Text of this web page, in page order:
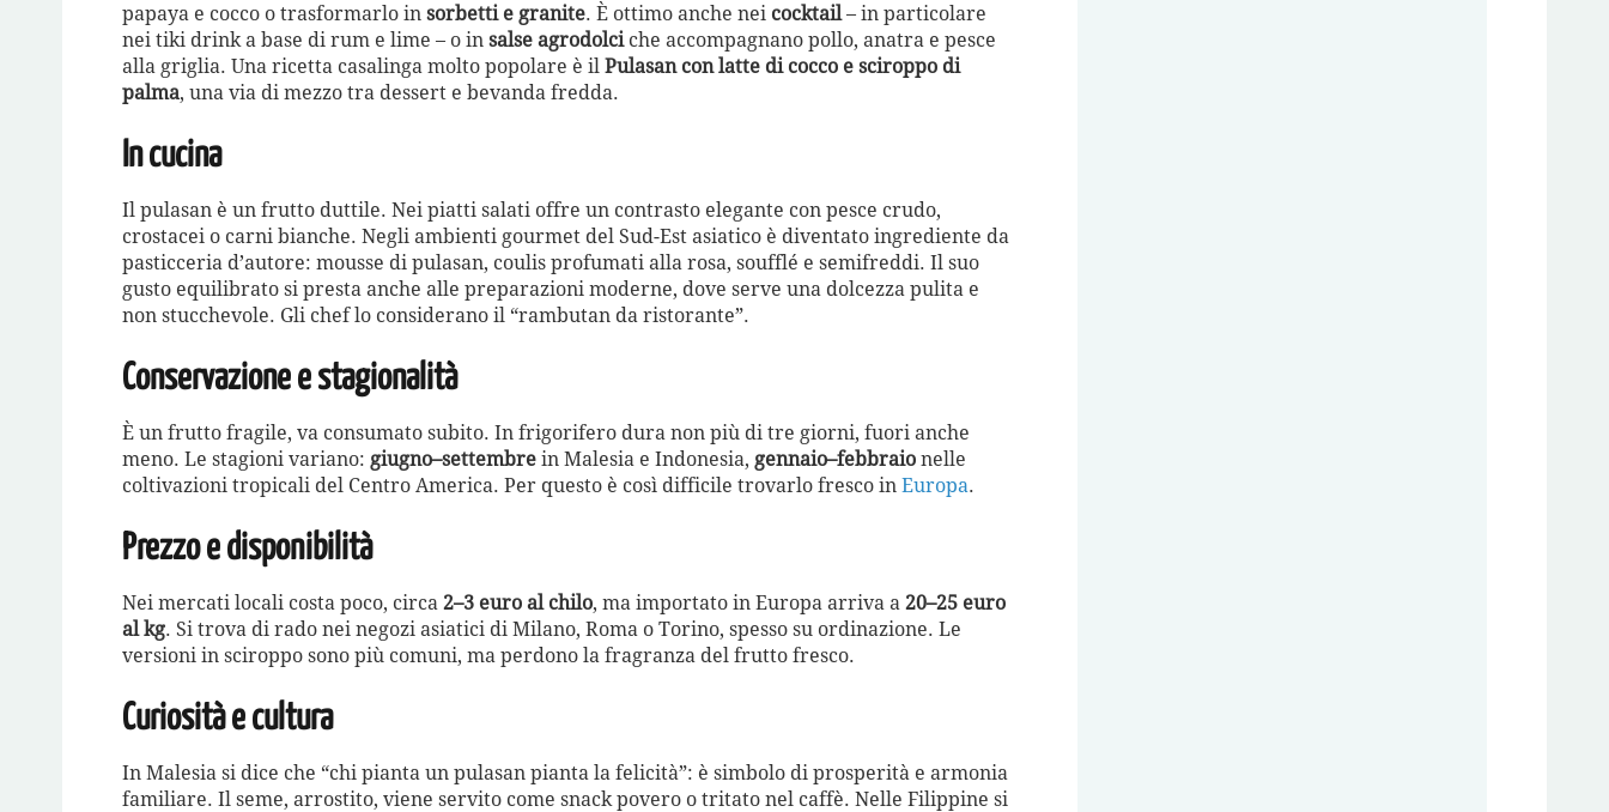
papaya e cocco o trasformarlo in sorbetti e granite. È ottimo anche nei cocktail– in particolare
nei tiki drink a base di rum e lime – o in salse agrodolciche accompagnano pollo, anatra e pesce
alla griglia. Una ricetta casalinga molto popolare è il Pulasan con latte di cocco e sciroppo di
palma, una via di mezzo tra dessert e bevanda fredda.
In cucina
Il pulasan è un frutto duttile. Nei piatti salati offre un contrasto elegante con pesce crudo,
crostacei o carni bianche. Negli ambienti gourmet del Sud-Est asiatico è diventato ingrediente da
pasticceria d’autore: mousse di pulasan, coulis profumati alla rosa, soufflé e semifreddi. Il suo
gusto equilibrato si presta anche alle preparazioni moderne, dove serve una dolcezza pulita e
non stucchevole. Gli chef lo considerano il “rambutan da ristorante”.
Conservazione e stagionalità
È un frutto fragile, va consumato subito. In frigorifero dura non più di tre giorni, fuori anche
meno. Le stagioni variano: giugno–settembre in Malesia e Indonesia, gennaio–febbraio nelle
coltivazioni tropicali del Centro America. Per questo è così difficile trovarlo fresco in Europa.
Prezzo e disponibilità
Nei mercati locali costa poco, circa 2–3 euro al chilo, ma importato in Europa arriva a 20–25 euro
al kg. Si trova di rado nei negozi asiatici di Milano, Roma o Torino, spesso su ordinazione. Le
versioni in sciroppo sono più comuni, ma perdono la fragranza del frutto fresco.
Curiosità e cultura
In Malesia si dice che “chi pianta un pulasan pianta la felicità”: è simbolo di prosperità e armonia
familiare. Il seme, arrostito, viene servito come snack povero o tritato nel caffè. Nelle Filippine si